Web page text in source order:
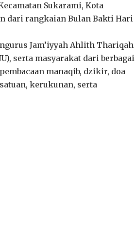
Sukarami, Kota
dari rangkaian Bulan Bakti Hari
Jam’iyyah Ahlith Thariqah
serta masyarakat dari berbagai
manaqib, dzikir, doa
kerukunan, serta